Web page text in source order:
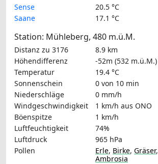
Sense
20.5 °C
Saane
17.1 °C
Station: Mühleberg, 480 m.ü.M.
Distanz zu 3176
8.9 km
Höhendifferenz
-52m (532 m.ü.M.)
Temperatur
19.4 °C
Sonnenschein
0 von 10 min
Niederschläge
0 mm/h
Windgeschwindigkeit
1 km/h aus ONO
Böenspitze
1 km/h
Luftfeuchtigkeit
74%
Luftdruck
965 hPa
Pollen
Erle, Birke, Gräser,
Ambrosia